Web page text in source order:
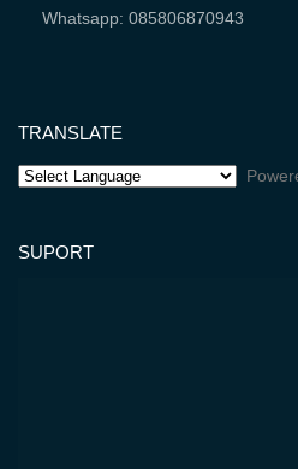
Whatsapp: 085806870943
TRANSLATE
SUPORT